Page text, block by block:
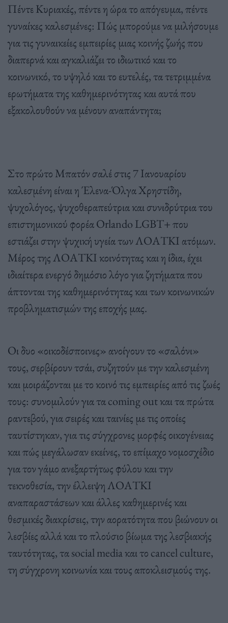
Πέντε Κυριακές, πέντε η ώρα το απόγευμα, πέντε
γυναίκες καλεσμένες: Πώς μπορούμε να μιλήσουμε
για τις γυναικείες εμπειρίες μιας κοινής ζωής που
διαπερνά και αγκαλιάζει το ιδιωτικό και το
κοινωνικό, το υψηλό και το ευτελές, τα τετριμμένα
ερωτήματα της καθημερινότητας και αυτά που
εξακολουθούν να μένουν αναπάντητα;
Στο πρώτο Μπατόν σαλέ στις 7 Ιανουαρίου
καλεσμένη είναι η Έλενα-Όλγα Χρηστίδη,
ψυχολόγος, ψυχοθεραπεύτρια και συνιδρύτρια του
επιστημονικού φορέα Orlando LGBT+ που
εστιάζει στην ψυχική υγεία των ΛΟΑΤΚΙ ατόμων.
Μέρος της ΛΟΑΤΚΙ κοινότητας και η ίδια, έχει
ιδιαίτερα ενεργό δημόσιο λόγο για ζητήματα που
άπτονται της καθημερινότητας και των κοινωνικών
προβληματισμών της εποχής μας.
Οι δυο «οικοδέσποινες» ανοίγουν το «σαλόνι»
τους, σερβίρουν τσάι, συζητούν με την καλεσμένη
και μοιράζονται με το κοινό τις εμπειρίες από τις ζωές
τους: συνομιλούν για τα coming out και τα πρώτα
ραντεβού, για σειρές και ταινίες με τις οποίες
ταυτίστηκαν, για τις σύγχρονες μορφές οικογένειας
και πώς μεγάλωσαν εκείνες, το επίμαχο νομοσχέδιο
για τον γάμο ανεξαρτήτως φύλου και την
τεκνοθεσία, την έλλειψη ΛΟΑΤΚΙ
αναπαραστάσεων και άλλες καθημερινές και
θεσμικές διακρίσεις, την αορατότητα που βιώνουν οι
λεσβίες αλλά και το πλούσιο βίωμα της λεσβιακής
ταυτότητας, τα social media και το cancel culture,
τη σύγχρονη κοινωνία και τους αποκλεισμούς της.